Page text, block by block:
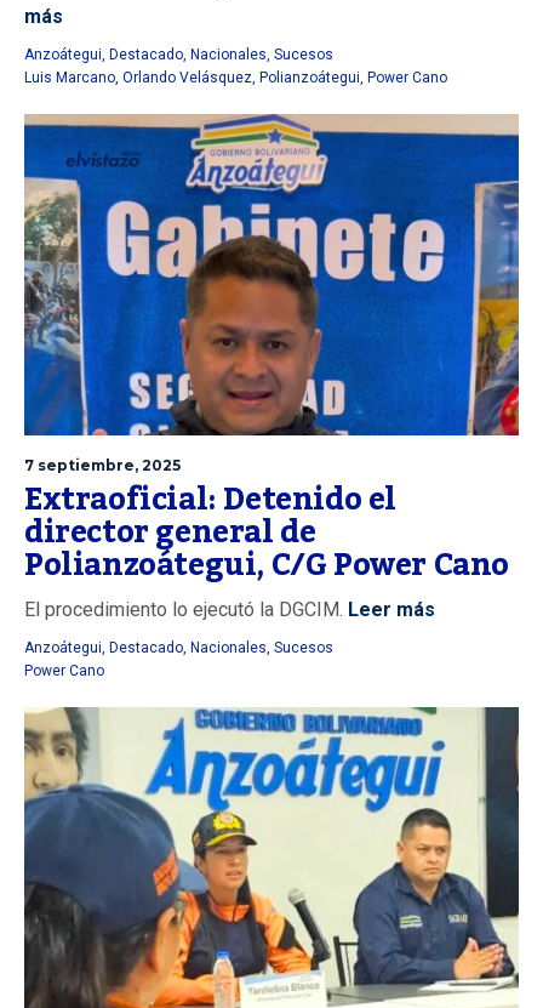
más
Anzoátegui, Destacado, Nacionales, Sucesos
Luis Marcano, Orlando Velásquez, Polianzoátegui, Power Cano
7 septiembre, 2025
Extraoficial: Detenido el
director general de
Polianzoátegui, C/G Power Cano
El procedimiento lo ejecutó la DGCIM. Leer más
Anzoátegui, Destacado, Nacionales, Sucesos
Power Cano